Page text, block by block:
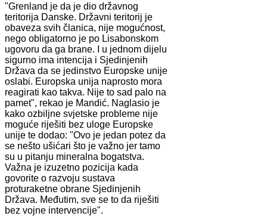
"Grenland je da je dio državnog
teritorija Danske. Državni teritorij je
obaveza svih članica, nije mogućnost,
nego obligatorno je po Lisabonskom
ugovoru da ga brane. I u jednom dijelu
sigurno ima intencija i Sjedinjenih
Država da se jedinstvo Europske unije
oslabi. Europska unija naprosto mora
reagirati kao takva. Nije to sad palo na
pamet", rekao je Mandić. Naglasio je
kako ozbiljne svjetske probleme nije
moguće riješiti bez uloge Europske
unije te dodao: "Ovo je jedan potez da
se nešto ušićari što je važno jer tamo
su u pitanju mineralna bogatstva.
Važna je izuzetno pozicija kada
govorite o razvoju sustava
proturaketne obrane Sjedinjenih
Država. Međutim, sve se to da riješiti
bez vojne intervencije".